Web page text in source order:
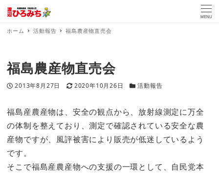
MENU
ホーム 活動報告 福島農産物直売会
福島農産物直売会
投稿日
2013年8月27日 更新日
2020年10月26日 カテゴリー
活動報告
福島産農産物は、安全の観点から、放射線測定に万全
の体制を整えており、測定で確認されている安全な農
産物ですが、風評被害により販売が低迷しているよう
です。
そこで福島産農産物への支援の一環として、自民党本